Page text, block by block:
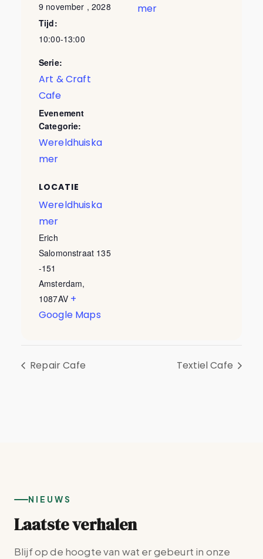
9 november , 2028
Tijd:
10:00-13:00
Serie:
Art & Craft
Cafe
Evenement
Categorie:
Wereldhuiska
mer
LOCATIE
Wereldhuiska
mer
Erich
Salomonstraat 135
-151
Amsterdam,
1087AV +
Google Maps
mer
Repair Cafe Textiel Cafe
NIEUWS
Laatste verhalen
Blijf op de hoogte van wat er gebeurt in onze